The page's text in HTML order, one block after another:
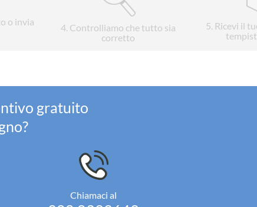
o invia
4. Controlliamo che tutto sia
corretto
5. Ricevi il
gratuito
Chiamaci al